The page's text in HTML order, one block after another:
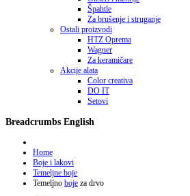
Špahtle
Za brušenje i struganje
Ostali proizvodi
HTZ Oprema
Wagner
Za keramičare
Akcije alata
Color creativa
DO IT
Setovi
Breadcrumbs English
Home
Boje i lakovi
Temeljne boje
Temeljno boje za drvo